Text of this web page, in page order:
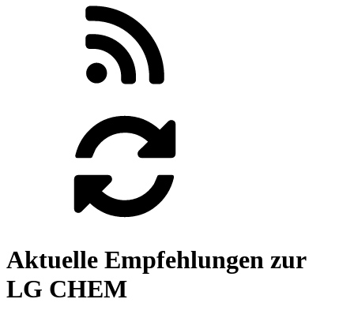
Aktuelle Empfehlungen zur
LG CHEM